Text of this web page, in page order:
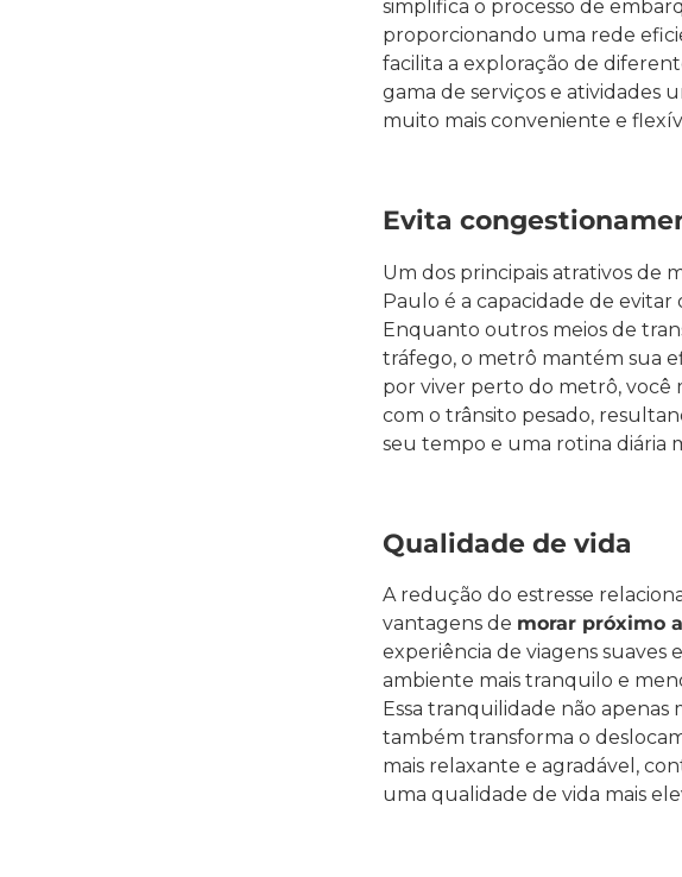
simplifica o processo de
proporcionando uma rede
facilita a exploração de
gama de serviços e atividades
muito mais conveniente e
Evita
Um dos principais atrativos de
Paulo é a capacidade de
Enquanto outros meios de
tráfego, o metrô mantém sua
por viver perto do metrô, você
com o trânsito pesado,
seu tempo e uma rotina diária
Qualidade de vida
A redução do estresse
vantagens de morar próximo
experiência de viagens suaves
ambiente mais tranquilo e
Essa tranquilidade não apenas
também transforma o
mais relaxante e agradável,
uma qualidade de vida mais